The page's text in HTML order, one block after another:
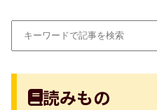
読みもの